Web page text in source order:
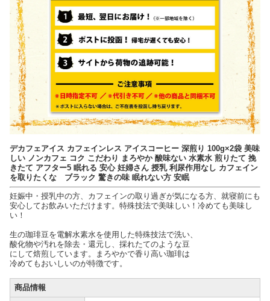
デカフェアイス カフェインレス アイスコーヒー 深煎り 100g×2袋 美味
しい ノンカフェ コク こだわり まろやか 酸味ない 水素水 煎りたて 挽
きたて アフター5 眠れる 安心 妊婦さん 授乳 利尿作用なし カフェイン
を取りたくな ブラック 驚きの味 眠れない方 安眠
妊娠中・授乳中の方、カフェインの取り過ぎが気になる方、就寝前にも
安心してお飲みいただけます。特殊技法で美味しい！冷めても美味し
い！
生の珈琲豆を電解水素水を使用した特殊技法で洗い、
酸化物や汚れを除去・還元し、採れたてのような豆
にして焙煎しています。まろやかで香り高い珈琲は
冷めてもおいしいのが特徴です。
商品情報